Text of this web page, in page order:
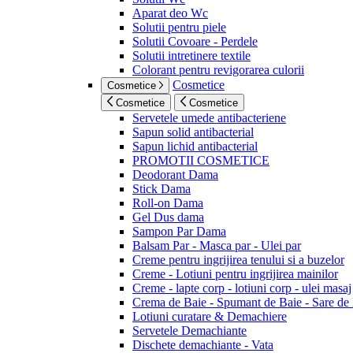
Aparat deo Wc
Solutii pentru piele
Solutii Covoare - Perdele
Solutii intretinere textile
Colorant pentru revigorarea culorii
Cosmetice Cosmetice
Cosmetice Cosmetice
Servetele umede antibacteriene
Sapun solid antibacterial
Sapun lichid antibacterial
PROMOTII COSMETICE
Deodorant Dama
Stick Dama
Roll-on Dama
Gel Dus dama
Sampon Par Dama
Balsam Par - Masca par - Ulei par
Creme pentru ingrijirea tenului si a buzelor
Creme - Lotiuni pentru ingrijirea mainilor
Creme - lapte corp - lotiuni corp - ulei masaj
Crema de Baie - Spumant de Baie - Sare de
Lotiuni curatare & Demachiere
Servetele Demachiante
Dischete demachiante - Vata